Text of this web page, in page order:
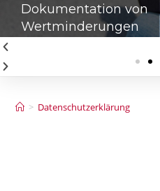
Dokumentation von
Wertminderungen
> Datenschutzerklärung